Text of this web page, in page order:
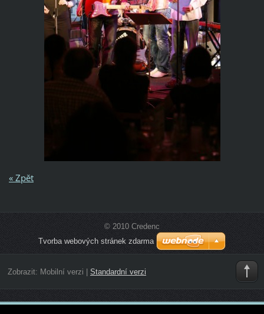
« Zpět
© 2010 Credenc
Tvorba webových stránek zdarma
Zobrazit: Mobilní verzi Standardní verzi